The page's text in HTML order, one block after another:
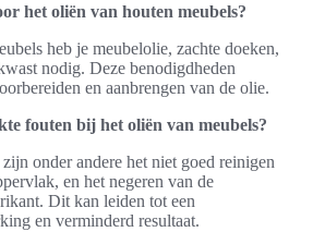
het oliën van houten meubels?
heb je meubelolie, zachte doeken,
nodig. Deze benodigdheden
en aanbrengen van de olie.
fouten bij het oliën van meubels?
onder andere het niet goed reinigen
en het negeren van de
Dit kan leiden tot een
en verminderd resultaat.